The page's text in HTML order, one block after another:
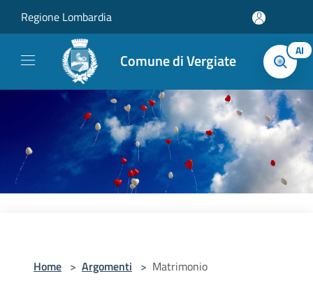
Regione Lombardia
Comune di Vergiate AI
Home > Argomenti > Matrimonio